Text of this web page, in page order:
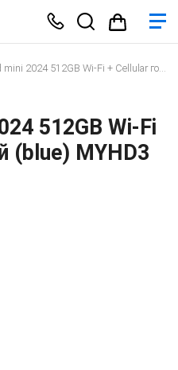
Apple iPad mini 2024 512GB Wi-Fi + Cellular голубой (blue) MYHD3
512GB Wi-Fi
(blue) MYHD3